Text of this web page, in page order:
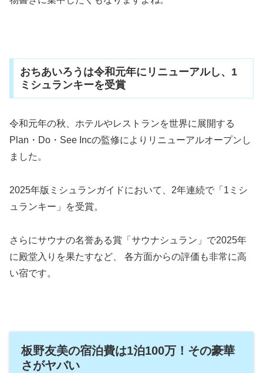
おちあいろうは令和元年にリニューアルし、1
ミシュランキーを受賞
令和元年の秋、ホテルやレストランを世界に展開する
Plan・Do・See Incの監修によりリニューアルオープンし
ました。
2025年版ミシュランガイドにおいて、2年連続で「1ミシ
ュランキー」を受賞。
さらにサウナの名誉ある賞「サウナシュラン」で2025年
に殿堂入りを果たすなど、 各方面からの評価も非常に高
い宿です。
板野友美の宿泊費は1泊100万！その豪華
さがヤバい